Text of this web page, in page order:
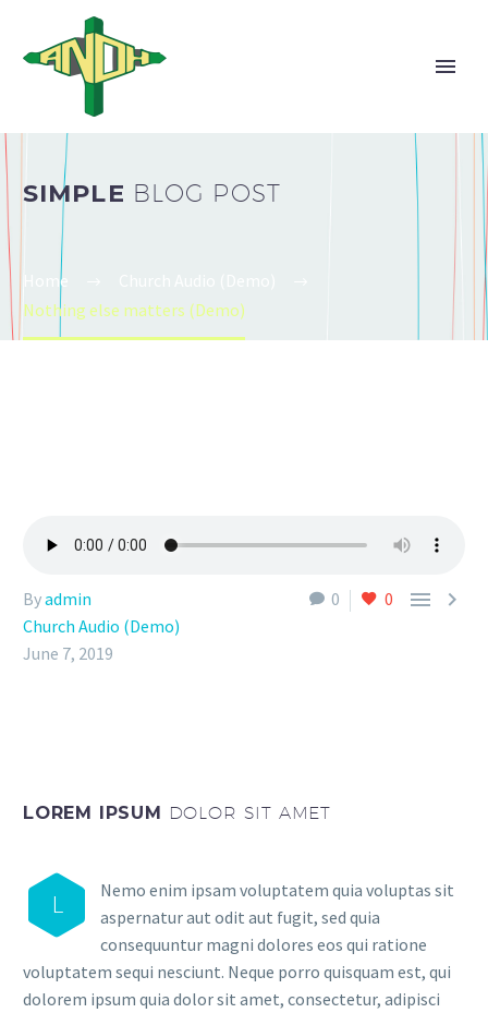
SIMPLE BLOG POST
Home
Nothing else matters (Demo)
0 0  
Byadmin
Church Audio (Demo)
June 7, 2019
LOREM IPSUM DOLOR SIT AMET
L
Nemo enim ipsam voluptatem quia voluptas sit
aspernatur aut odit aut fugit, sed quia
consequuntur magni dolores eos qui ratione
voluptatem sequi nesciunt. Neque porro quisquam est, qui
dolorem ipsum quia dolor sit amet, consectetur, adipisci